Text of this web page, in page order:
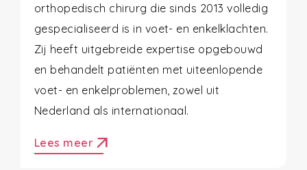
orthopedisch chirurg die sinds 2013 volledig
gespecialiseerd is in voet- en enkelklachten.
Zij heeft uitgebreide expertise opgebouwd
en behandelt patiënten met uiteenlopende
voet- en enkelproblemen, zowel uit
Nederland als internationaal.
Lees meer arrow_outward